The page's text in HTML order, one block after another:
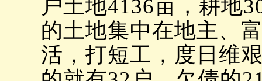
户土地4136亩，耕地
的土地集中在地主、
活，打短工，度日维